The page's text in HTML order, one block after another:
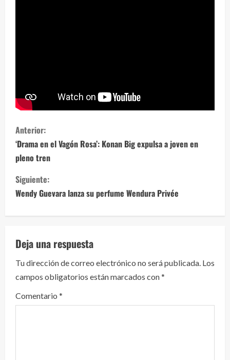
S
i
g
u
e
l
e
y
e
Anterior:
‘Drama en el Vagón Rosa’: Konan Big expulsa a joven en
pleno tren
Siguiente:
Wendy Guevara lanza su perfume Wendura Privée
Deja una respuesta
Tu dirección de correo electrónico no será publicada. Los
campos obligatorios están marcados con*
Comentario *